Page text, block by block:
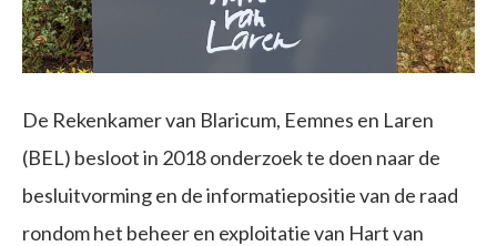
De Rekenkamer van Blaricum, Eemnes en Laren
(BEL) besloot in 2018 onderzoek te doen naar de
besluitvorming en de informatiepositie van de raad
rondom het beheer en exploitatie van Hart van